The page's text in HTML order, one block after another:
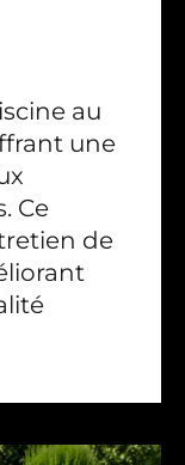
au
une
Ce
de